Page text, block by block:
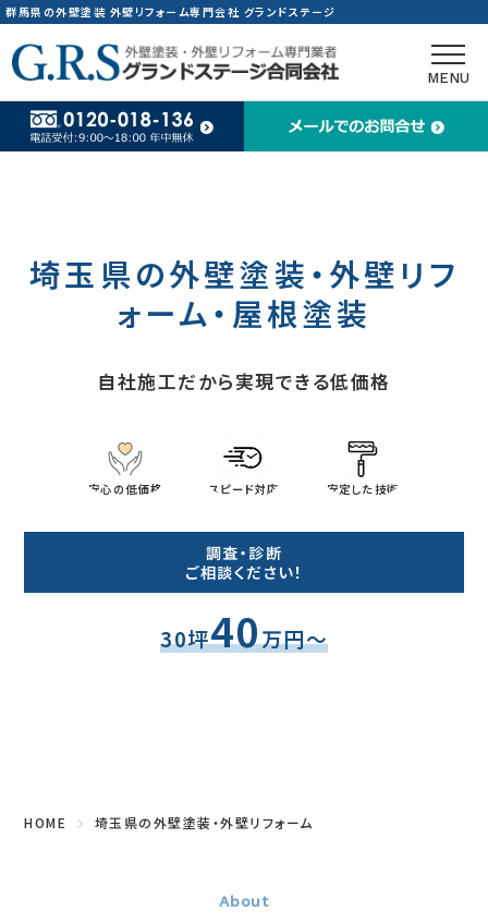
群馬県の外壁塗装 外壁リフォーム専門会社 グランドステージ
MENU
スタッ
現場ブ
神奈
Fax.
埼玉県の外壁塗装・外壁リフ
ォーム・屋根塗装
自社施工だから実現できる低価格
安心の低価格 スピード対応 安定した技術
調査・診断
ご相談ください！
30坪40万円～
HOME 埼玉県の外壁塗装・外壁リフォーム